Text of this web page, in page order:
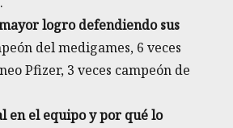
logro defendiendo sus
del medigames, 6 veces
Pfizer, 3 veces campeón de
en el equipo y por qué lo